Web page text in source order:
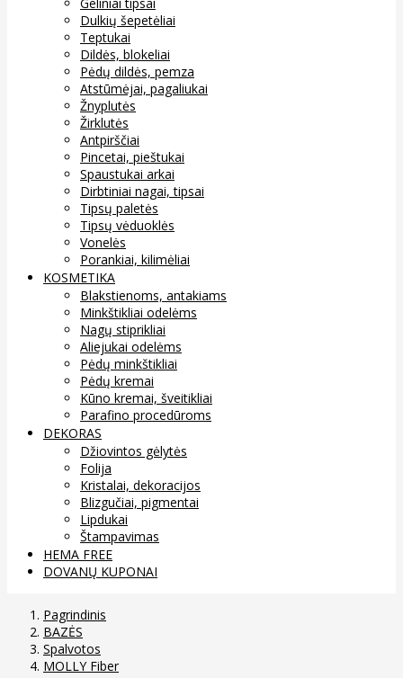
Dulkių šepetėliai
Teptukai
Dildės, blokeliai
Pėdų dildės, pemza
Atstūmėjai, pagaliukai
Žnyplutės
Žirklutės
Antpirščiai
Pincetai, pieštukai
Spaustukai arkai
Dirbtiniai nagai, tipsai
Tipsų paletės
Tipsų vėduoklės
Vonelės
Porankiai, kilimėliai
KOSMETIKA
Blakstienoms, antakiams
Minkštikliai odelėms
Nagų stiprikliai
Aliejukai odelėms
Pėdų minkštikliai
Pėdų kremai
Kūno kremai, šveitikliai
Parafino procedūroms
DEKORAS
Džiovintos gėlytės
Folija
Kristalai, dekoracijos
Blizgučiai, pigmentai
Lipdukai
Štampavimas
HEMA FREE
DOVANŲ KUPONAI
Pagrindinis
BAZĖS
Spalvotos
MOLLY Fiber